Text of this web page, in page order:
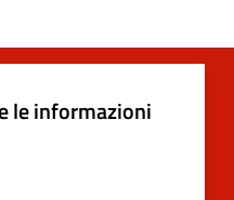
le informazioni